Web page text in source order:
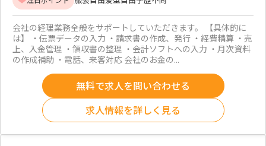
会社の経理業務全般をサポートしていただきます。 【具体的に
は】 ・伝票データの入力 ・請求書の作成、発行 ・経費精算 ・売
上、入金管理 ・領収書の整理 ・会計ソフトへの入力 ・月次資料
の作成補助 ・電話、来客対応 会社のお金の...
無料で求人を問い合わせる
求人情報を詳しく見る